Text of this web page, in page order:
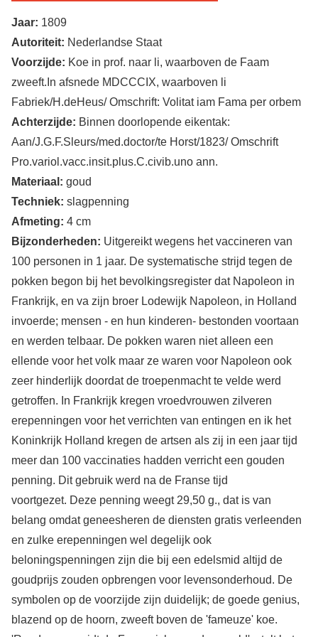
Jaar: 1809
Autoriteit: Nederlandse Staat
Voorzijde: Koe in prof. naar li, waarboven de Faam
zweeft.In afsnede MDCCCIX, waarboven li
Fabriek/H.deHeus/ Omschrift: Volitat iam Fama per orbem
Achterzijde: Binnen doorlopende eikentak:
Aan/J.G.F.Sleurs/med.doctor/te Horst/1823/ Omschrift
Pro.variol.vacc.insit.plus.C.civib.uno ann.
Materiaal: goud
Techniek: slagpenning
Afmeting: 4 cm
Bijzonderheden: Uitgereikt wegens het vaccineren van
100 personen in 1 jaar. De systematische strijd tegen de
pokken begon bij het bevolkingsregister dat Napoleon in
Frankrijk, en va zijn broer Lodewijk Napoleon, in Holland
invoerde; mensen - en hun kinderen- bestonden voortaan
en werden telbaar. De pokken waren niet alleen een
ellende voor het volk maar ze waren voor Napoleon ook
zeer hinderlijk doordat de troepenmacht te velde werd
getroffen. In Frankrijk kregen vroedvrouwen zilveren
erepenningen voor het verrichten van entingen en ik het
Koninkrijk Holland kregen de artsen als zij in een jaar tijd
meer dan 100 vaccinaties hadden verricht een gouden
penning. Dit gebruik werd na de Franse tijd
voortgezet. Deze penning weegt 29,50 g., dat is van
belang omdat geneesheren de diensten gratis verleenden
en zulke erepenningen wel degelijk ook
beloningspenningen zijn die bij een edelsmid altijd de
goudprijs zouden opbrengen voor levensonderhoud. De
symbolen op de voorzijde zijn duidelijk; de goede genius,
blazend op de hoorn, zweeft boven de 'fameuze' koe.